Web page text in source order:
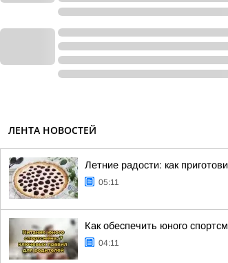
ЛЕНТА НОВОСТЕЙ
Летние радости: как
05:11
Как обеспечить юного
04:11